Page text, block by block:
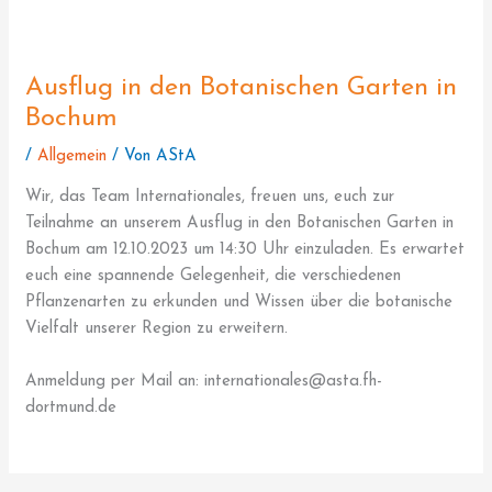
Ausflug in den Botanischen Garten in
Bochum
/Allgemein / VonAStA
Wir, das Team Internationales, freuen uns, euch zur
Teilnahme an unserem Ausflug in den Botanischen Garten in
Bochum am 12.10.2023 um 14:30 Uhr einzuladen. Es erwartet
euch eine spannende Gelegenheit, die verschiedenen
Pflanzenarten zu erkunden und Wissen über die botanische
Vielfalt unserer Region zu erweitern.
Anmeldung per Mail an: internationales@asta.fh-
dortmund.de